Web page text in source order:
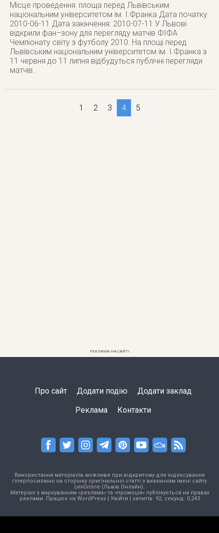
Місце проведення: площа перед Львівським
національним університетом ім. І.Франка Дата початку:
2010-06-11 Дата закінчення: 2010-07-11 У Львові
відкрили фан–зону для перегляду матчів ФІФА
Чемпіонату світу з футболу 2010. На площі перед
Львівським національним університетом ім. І.Франка з
11 червня до 11 липня відбудуться публічні перегляди
матчів.
1 2 3 4 5
РЕКЛАМА НА САЙТІ
Про сайт Додати подію Додати заклад
Реклама Контакти
Використання матеріалів можливе при відкритому для індексування
гіперпосиланні на сторінку оригінальної статті з вказанням імені сайту
LvivOnline (Львів Онлайн).
Матеріал з маркуванням «реклама» та «промоція» публікується на правах
реклами. Працює на WordPress| Увійти | запитів: 92, секунд: 0,243